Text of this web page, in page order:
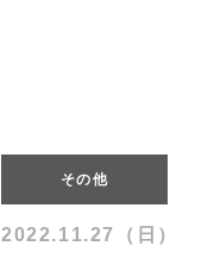
その他
2022.11.27（日）